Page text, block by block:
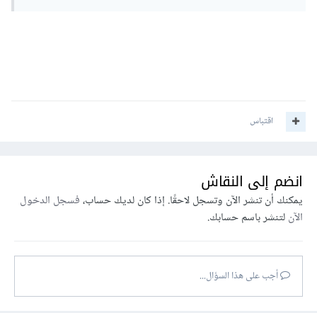
اقتباس
انضم إلى النقاش
يمكنك أن تنشر الآن وتسجل لاحقًا. إذا كان لديك حساب،فسجل الدخول
الآنلتنشر باسم حسابك.
أجب على هذا السؤال...